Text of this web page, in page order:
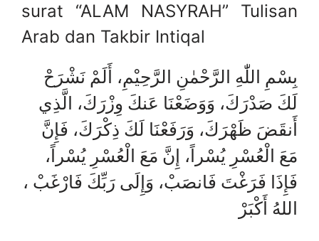
surat “ALAM NASYRAH” Tulisan
Arab dan Takbir Intiqal
بِسْمِ اللّٰهِ الرَّحْمٰنِ الرَّحِيْمِ، أَلَمْ نَشْرَحْ
لَكَ صَدْرَكَ، وَوَضَعْنَا عَنكَ وِزْرَكَ، الَّذِي
أَنقَضَ ظَهْرَكَ، وَرَفَعْنَا لَكَ ذِكْرَكَ، فَإِنَّ
مَعَ الْعُسْرِ يُسْراً، إِنَّ مَعَ الْعُسْرِ يُسْراً،
فَإِذَا فَرَغْتَ فَانصَبْ، وَإِلَى رَبِّكَ فَارْغَبْ ،
اللهُ أَكْبَرْ